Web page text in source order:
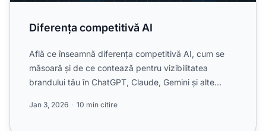
Diferența competitivă AI
Află ce înseamnă diferența competitivă AI, cum se
măsoară și de ce contează pentru vizibilitatea
brandului tău în ChatGPT, Claude, Gemini și alte
Jan 3, 2026 10 min citire